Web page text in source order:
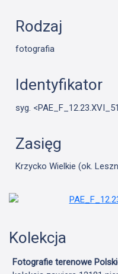
Rodzaj
fotografia
Identyfikator
syg.
Zasięg
Krzycko Wielkie (ok.
Kolekcja
Fotografie terenowe